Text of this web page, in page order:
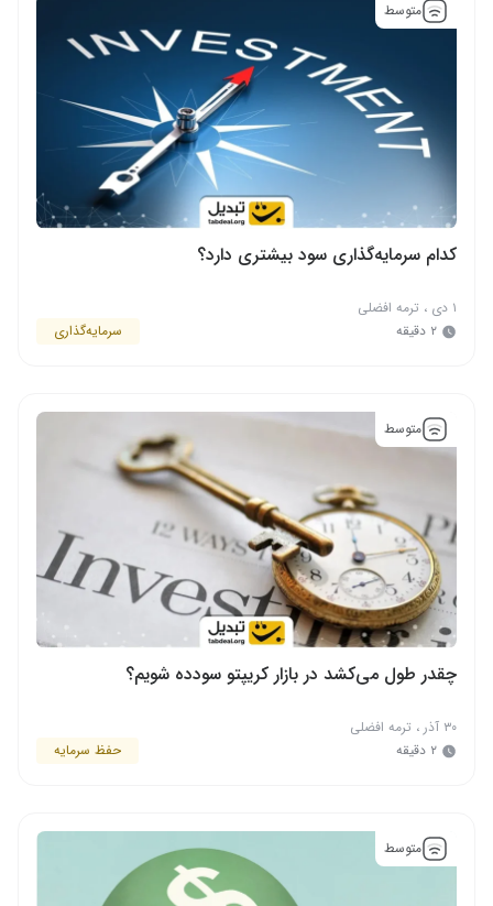
متوسط
کدام سرمایه‌گذاری سود بیشتری دارد؟
۱ دی ، ترمه افضلی
۲ دقیقه
سرمایه‌گذاری
متوسط
چقدر طول می‌کشد در بازار کریپتو سودده شویم؟
۳۰ آذر ، ترمه افضلی
۲ دقیقه
حفظ سرمایه
متوسط